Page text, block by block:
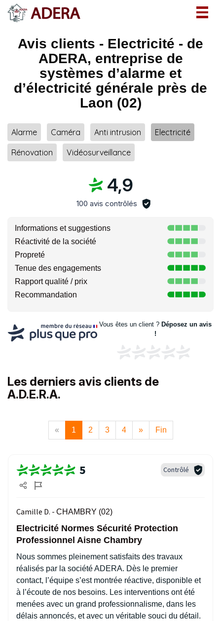
Avis clients - Electricité - de
ADERA, entreprise de
systèmes d’alarme et
d’électricité générale près de
Laon (02)
Alarme Caméra Anti intrusion Electricité
Rénovation Vidéosurveillance
4,9
100 avis contrôlés
Informations et suggestions
Réactivité de la société
Propreté
Tenue des engagements
Rapport qualité / prix
Recommandation
Vous êtes un client ? Déposez un avis
!
Les derniers avis clients de
A.D.E.R.A.
« 1 2 3 4 » Fin
5 Contrôlé
Camille D. - CHAMBRY (02)
Electricité Normes Sécurité Protection
Professionnel Aisne Chambry
Nous sommes pleinement satisfaits des travaux
réalisés par la société ADERA. Dès le premier
contact, l’équipe s’est montrée réactive, disponible et
à l’écoute de nos besoins. Les interventions ont été
menées avec un grand professionnalisme, dans les
délais annoncés, et avec un véritable souci du détail.